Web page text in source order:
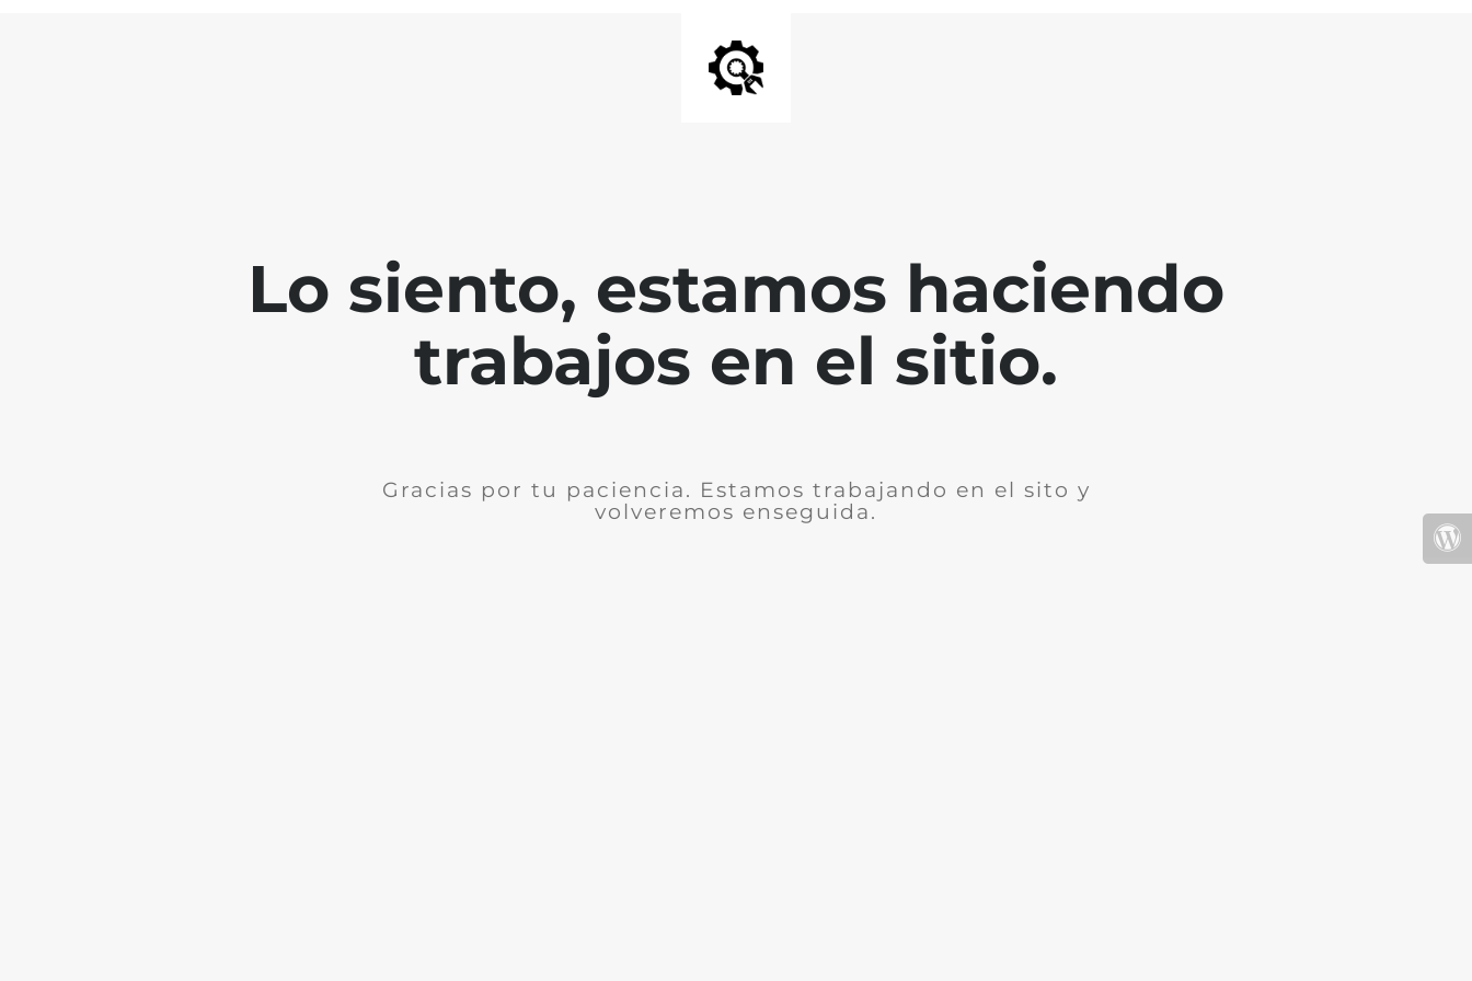
Lo siento, estamos haciendo
trabajos en el sitio.
Gracias por tu paciencia. Estamos trabajando en el sito y
volveremos enseguida.